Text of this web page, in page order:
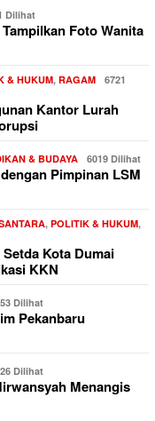
Dilihat
Foto Wanita
& HUKUM, RAGAM
6721
Kantor Lurah
& BUDAYA 6019 Dilihat
Pimpinan LSM
, POLITIK & HUKUM,
Kota Dumai
KKN
Dilihat
Pekanbaru
Dilihat
Menangis